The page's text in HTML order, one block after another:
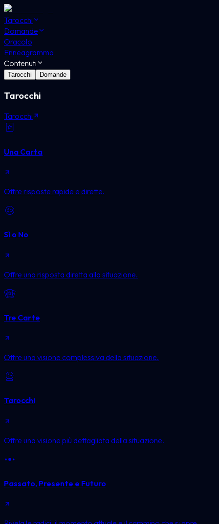
Tarocchi
Domande
Oracolo
Enneagramma
Contenuti
Tarocchi Domande
Tarocchi
Tarocchi
Una Carta
Offre risposte rapide e dirette.
Sì o No
Offre una risposta diretta alla situazione.
Tre Carte
Offre una visione complessiva della situazione.
Tarocchi
Offre una visione più dettagliata della situazione.
Passato, Presente e Futuro